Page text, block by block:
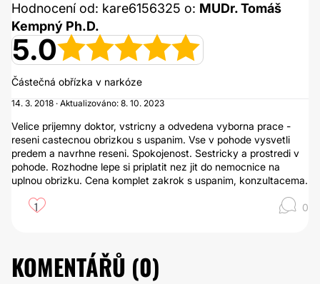
Hodnocení od: kare6156325 o: MUDr. Tomáš
Kempný Ph.D.
5.0
Částečná obřízka v narkóze
14. 3. 2018 · Aktualizováno: 8. 10. 2023
Velice prijemny doktor, vstricny a odvedena vyborna prace -
reseni castecnou obrizkou s uspanim. Vse v pohode vysvetli
predem a navrhne reseni. Spokojenost. Sestricky a prostredi v
pohode. Rozhodne lepe si priplatit nez jit do nemocnice na
uplnou obrizku. Cena komplet zakrok s uspanim, konzultacema.
1 0
KOMENTÁŘŮ (0)